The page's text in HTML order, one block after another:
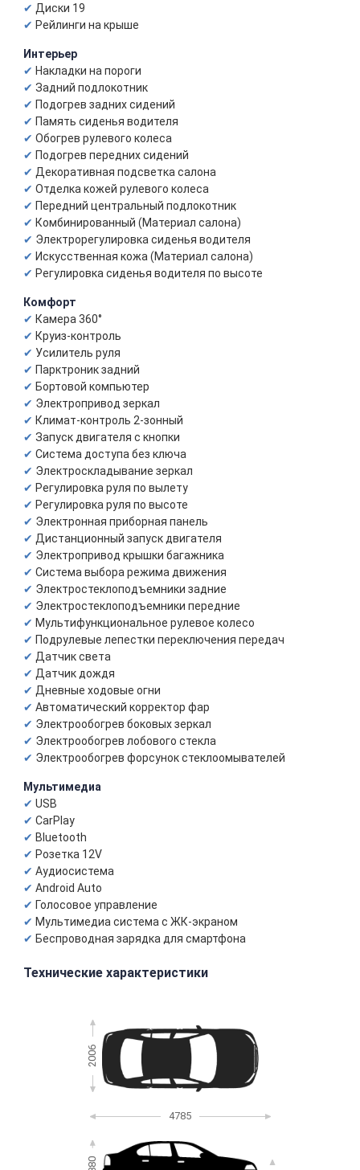
Диски 19
Рейлинги на крыше
Интерьер
Накладки на пороги
Задний подлокотник
Подогрев задних сидений
Память сиденья водителя
Обогрев рулевого колеса
Подогрев передних сидений
Декоративная подсветка салона
Отделка кожей рулевого колеса
Передний центральный подлокотник
Комбинированный (Материал салона)
Электрорегулировка сиденья водителя
Искусственная кожа (Материал салона)
Регулировка сиденья водителя по высоте
Комфорт
Камера 360°
Круиз-контроль
Усилитель руля
Парктроник задний
Бортовой компьютер
Электропривод зеркал
Климат-контроль 2-зонный
Запуск двигателя с кнопки
Система доступа без ключа
Электроскладывание зеркал
Регулировка руля по вылету
Регулировка руля по высоте
Электронная приборная панель
Дистанционный запуск двигателя
Электропривод крышки багажника
Система выбора режима движения
Электростеклоподъемники задние
Электростеклоподъемники передние
Мультифункциональное рулевое колесо
Подрулевые лепестки переключения передач
Датчик света
Датчик дождя
Дневные ходовые огни
Автоматический корректор фар
Электрообогрев боковых зеркал
Электрообогрев лобового стекла
Электрообогрев форсунок стеклоомывателей
Мультимедиа
USB
CarPlay
Bluetooth
Розетка 12V
Аудиосистема
Android Auto
Голосовое управление
Мультимедиа система с ЖК-экраном
Беспроводная зарядка для смартфона
Технические характеристики
2006
4785